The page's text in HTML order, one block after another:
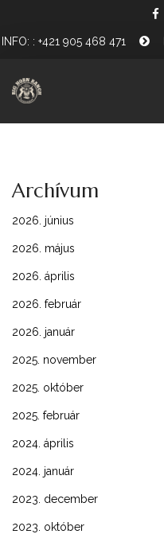
INFO: : +421 905 468 471
SZOLGÁLTATÁSAINK
LOVAINK
TÁMOGATÓINK
ELÉRHETŐSÉG
Archívum
2026. június
2026. május
2026. április
2026. február
2026. január
2025. november
2025. október
2025. február
2024. április
2024. január
2023. december
2023. október